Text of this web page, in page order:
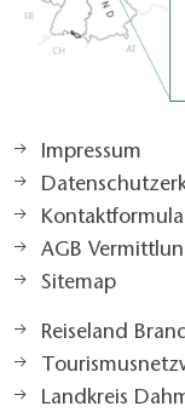
Impressum
AGB
Sitemap
Reiseland
Landkreis